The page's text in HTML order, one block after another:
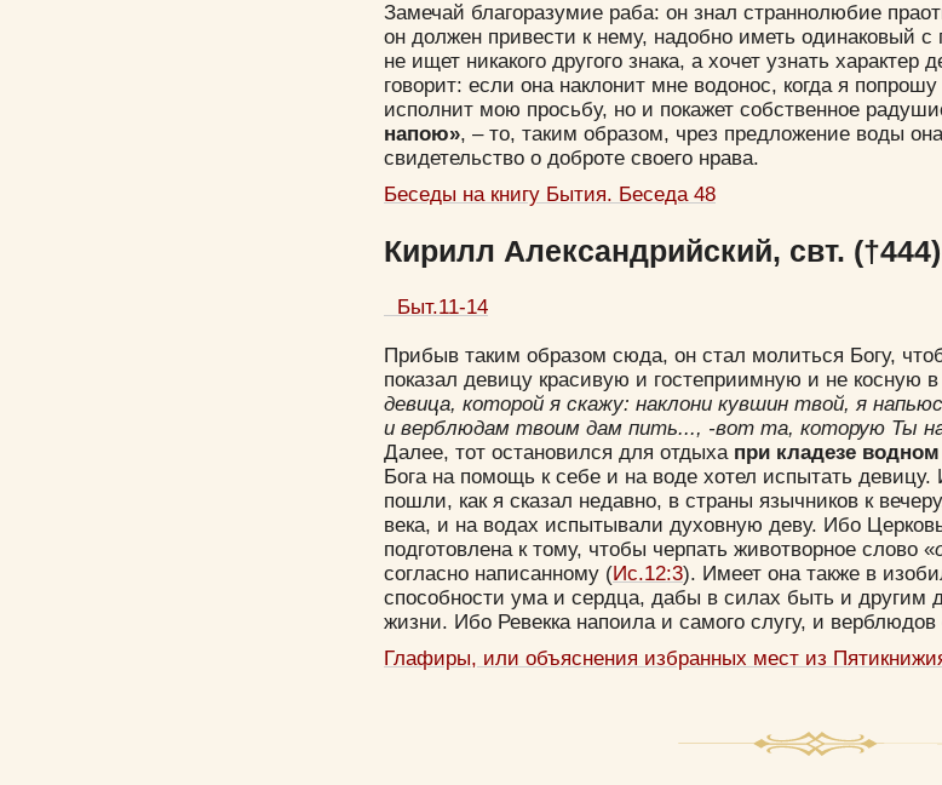
Замечай благоразумие раба: он знал страннолюбие
он должен привести к нему, надобно иметь одинаковый с
не ищет никакого другого знака, а хочет узнать характер
говорит: если она наклонит мне водонос, когда я
исполнит мою просьбу, но и покажет собственное
напою», – то, таким образом, чрез предложение воды
свидетельство о доброте своего нрава.
Беседы на книгу Бытия. Беседа 48
Кирилл Александрийский, свт. (†444)
Быт.11-14
Прибыв таким образом сюда, он стал молиться Богу,
показал девицу красивую и гостеприимную и не косную
девица, которой я скажу: наклони кувшин твой, я
и верблюдам твоим дам пить..., -вот та, которую Ты
Далее, тот остановился для отдыха при кладезе
Бога на помощь к себе и на воде хотел испытать
пошли, как я сказал недавно, в страны язычников к
века, и на водах испытывали духовную деву. Ибо
подготовлена к тому, чтобы черпать животворное слово «
согласно написанному (Ис.12:3). Имеет она также в
способности ума и сердца, дабы в силах быть и другим
жизни. Ибо Ревекка напоила и самого слугу, и верблюдов
Глафиры, или объяснения избранных мест из